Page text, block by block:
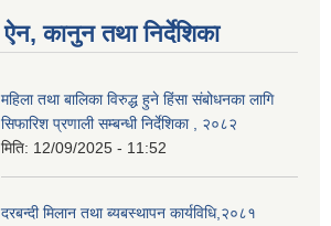
ऐन, कानुन तथा निर्देशिका
महिला तथा बालिका विरुद्ध हुने हिंसा संबोधनका लागि
सिफारिश प्रणाली सम्बन्धी निर्देशिका , २०८२
मिति: 12/09/2025 - 11:52
दरबन्दी मिलान तथा ब्यबस्थापन कार्यविधि,२०८१